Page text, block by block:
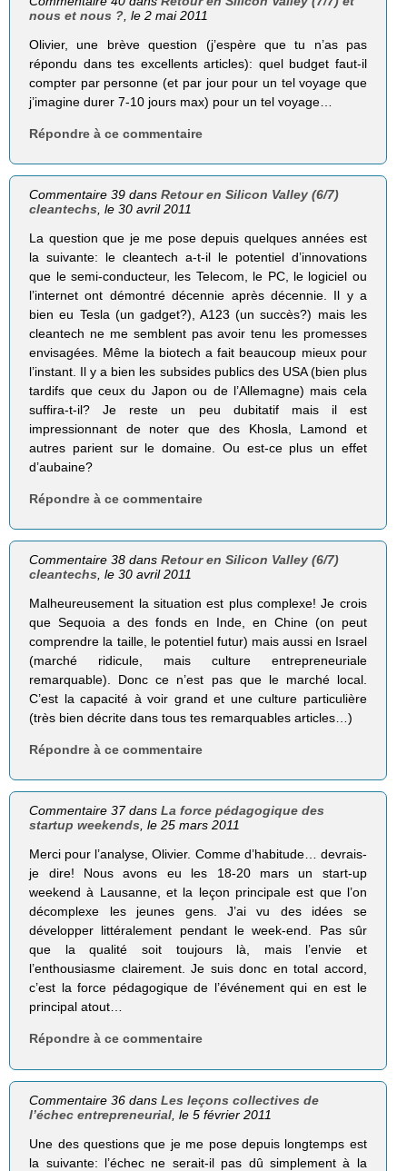
nous et nous ? , le 2 mai 2011
Olivier, une brève question (j’espère que tu n’as pas
répondu dans tes excellents articles): quel budget faut-il
compter par personne (et par jour pour un tel voyage que
j’imagine durer 7-10 jours max) pour un tel voyage…
Répondre à ce commentaire
Commentaire 39 dansRetour en Silicon Valley (6/7)
cleantechs , le 30 avril 2011
La question que je me pose depuis quelques années est
la suivante: le cleantech a-t-il le potentiel d’innovations
que le semi-conducteur, les Telecom, le PC, le logiciel ou
l’internet ont démontré décennie après décennie. Il y a
bien eu Tesla (un gadget?), A123 (un succès?) mais les
cleantech ne me semblent pas avoir tenu les promesses
envisagées. Même la biotech a fait beaucoup mieux pour
l’instant. Il y a bien les subsides publics des USA (bien plus
tardifs que ceux du Japon ou de l’Allemagne) mais cela
suffira-t-il? Je reste un peu dubitatif mais il est
impressionnant de noter que des Khosla, Lamond et
autres parient sur le domaine. Ou est-ce plus un effet
d’aubaine?
Répondre à ce commentaire
Commentaire 38 dansRetour en Silicon Valley (6/7)
cleantechs , le 30 avril 2011
Malheureusement la situation est plus complexe! Je crois
que Sequoia a des fonds en Inde, en Chine (on peut
comprendre la taille, le potentiel futur) mais aussi en Israel
(marché ridicule, mais culture entrepreneuriale
remarquable). Donc ce n’est pas que le marché local.
C’est la capacité à voir grand et une culture particulière
(très bien décrite dans tous tes remarquables articles…)
Répondre à ce commentaire
Commentaire 37 dansLa force pédagogique des
startup weekends, le 25 mars 2011
Merci pour l’analyse, Olivier. Comme d’habitude… devrais-
je dire! Nous avons eu les 18-20 mars un start-up
weekend à Lausanne, et la leçon principale est que l’on
décomplexe les jeunes gens. J’ai vu des idées se
développer littéralement pendant le week-end. Pas sûr
que la qualité soit toujours là, mais l’envie et
l’enthousiasme clairement. Je suis donc en total accord,
c’est la force pédagogique de l’événement qui en est le
principal atout…
Répondre à ce commentaire
Commentaire 36 dansLes leçons collectives de
l’échec entrepreneurial , le 5 février 2011
Une des questions que je me pose depuis longtemps est
la suivante: l’échec ne serait-il pas dû simplement à la